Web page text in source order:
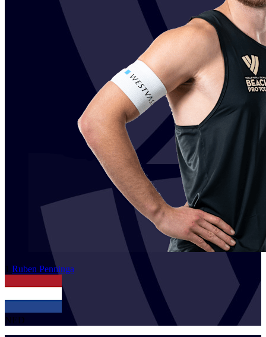
1 Ruben Penninga
NED